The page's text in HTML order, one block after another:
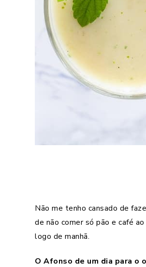
Não me tenho cansado de
de não comer só pão e café
logo de manhã.
O Afonso de um dia para